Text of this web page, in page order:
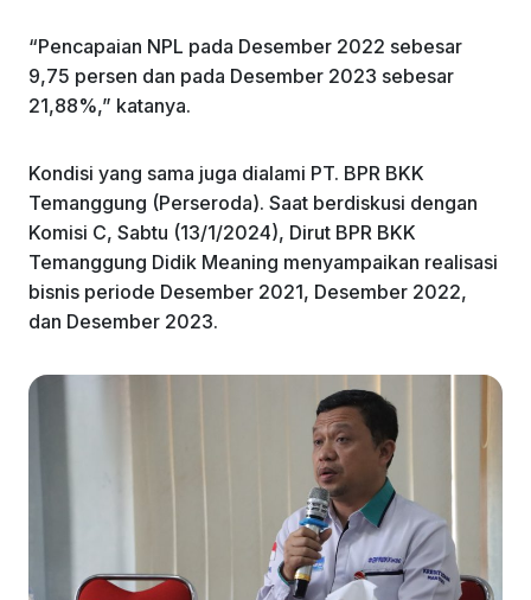
“Pencapaian NPL pada Desember 2022 sebesar
9,75 persen dan pada Desember 2023 sebesar
21,88%,” katanya.
Kondisi yang sama juga dialami PT. BPR BKK
Temanggung (Perseroda). Saat berdiskusi dengan
Komisi C, Sabtu (13/1/2024), Dirut BPR BKK
Temanggung Didik Meaning menyampaikan realisasi
bisnis periode Desember 2021, Desember 2022,
dan Desember 2023.